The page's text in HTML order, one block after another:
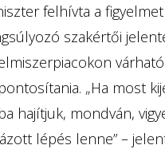
felhívta a
szakértői
„Ha most
hajítjuk, mondván,
lépés lenne” –